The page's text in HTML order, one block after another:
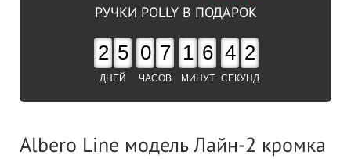
РУЧКИ POLLY В ПОДАРОК
2 5
ДНЕЙ
0 7
ЧАСОВ
1 6
МИНУТ
4 1
СЕКУНД
Albero Line модель Лайн-2 кромка